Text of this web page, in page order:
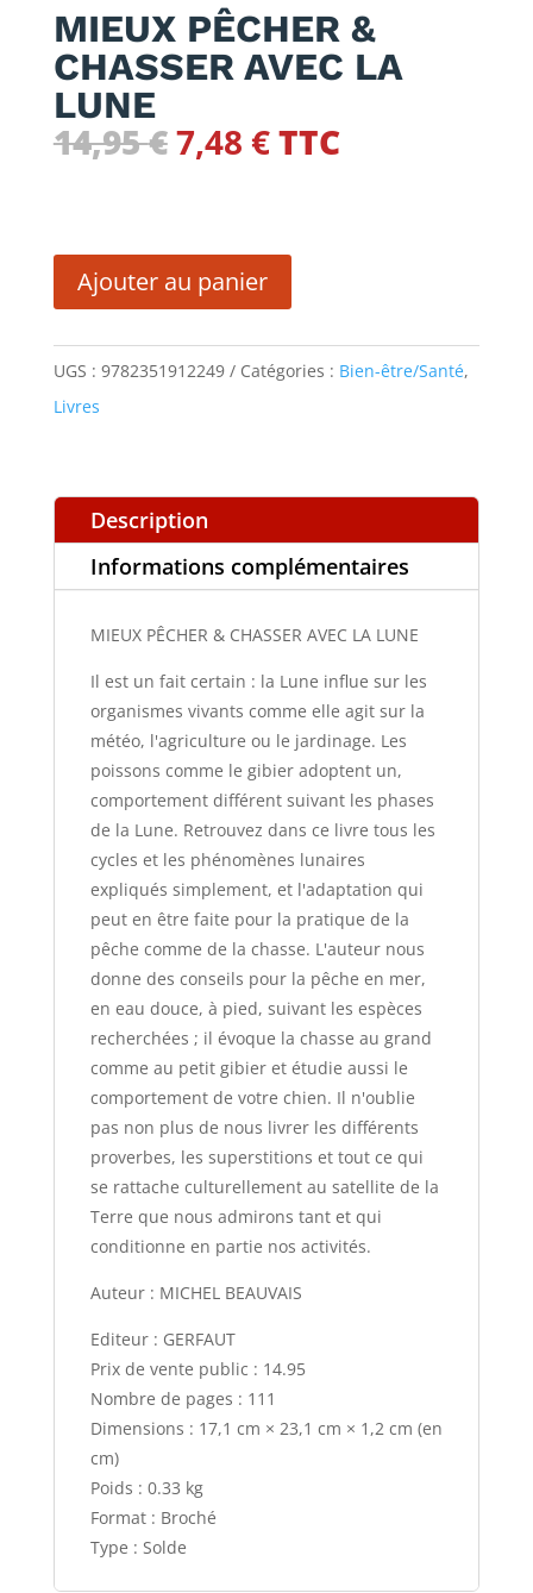
MIEUX PÊCHER &
CHASSER AVEC LA
LUNE
14,95€Le
était :
14,95 €.
7,48 €Le
est :
TTC
MIEUX
PÊCHER
&
CHASSER
LUNE
Ajouter au panier
UGS : 9782351912249 Catégories : Bien-être/Santé,
Livres
Description
Informations complémentaires
MIEUX PÊCHER & CHASSER AVEC LA LUNE
Il est un fait certain : la Lune influe sur les
organismes vivants comme elle agit sur la
météo, l'agriculture ou le jardinage. Les
poissons comme le gibier adoptent un,
comportement différent suivant les phases
de la Lune. Retrouvez dans ce livre tous les
cycles et les phénomènes lunaires
expliqués simplement, et l'adaptation qui
peut en être faite pour la pratique de la
pêche comme de la chasse. L'auteur nous
donne des conseils pour la pêche en mer,
en eau douce, à pied, suivant les espèces
recherchées ; il évoque la chasse au grand
comme au petit gibier et étudie aussi le
comportement de votre chien. Il n'oublie
pas non plus de nous livrer les différents
proverbes, les superstitions et tout ce qui
se rattache culturellement au satellite de la
Terre que nous admirons tant et qui
conditionne en partie nos activités.
Auteur : MICHEL BEAUVAIS
Editeur : GERFAUT
Prix de vente public : 14.95
Nombre de pages : 111
Dimensions : 17,1 cm × 23,1 cm × 1,2 cm (en
cm)
Poids : 0.33 kg
Format : Broché
Type : Solde